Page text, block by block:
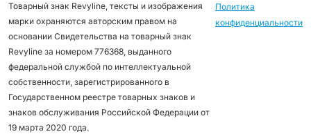
Товарный знак Revyline, тексты и изображения
марки охраняются авторским правом на
основании Свидетельства на товарный знак
Revyline за номером 776368, выданного
федеральной службой по интеллектуальной
собственности, зарегистрированного в
Государственном реестре товарных знаков и
знаков обслуживания Российской Федерации от
19 марта 2020 года.
Политика
конфиденциальности